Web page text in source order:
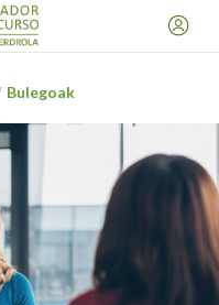
Bulegoak